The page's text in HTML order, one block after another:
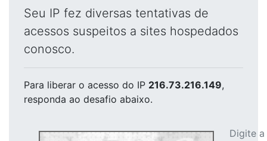
Seu IP fez diversas tentativas de
acessos suspeitos a sites hospedados
conosco.
Para liberar o acesso do IP 216.73.216.149,
responda ao desafio abaixo.
Digite